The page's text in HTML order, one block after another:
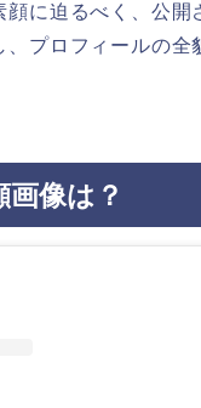
顔に迫るべく、公開
、プロフィールの全
像は？